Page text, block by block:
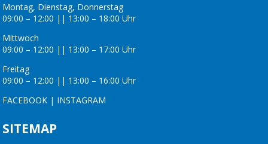
Montag, Dienstag, Donnerstag
09:00 – 12:00 || 13:00 – 18:00 Uhr
Mittwoch
09:00 – 12:00 || 13:00 – 17:00 Uhr
Freitag
09:00 – 12:00 || 13:00 – 16:00 Uhr
FACEBOOK | INSTAGRAM
SITEMAP